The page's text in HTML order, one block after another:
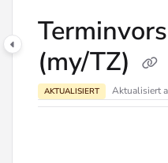
(my/TZ)
AKTUALISIERT Aktualisiert